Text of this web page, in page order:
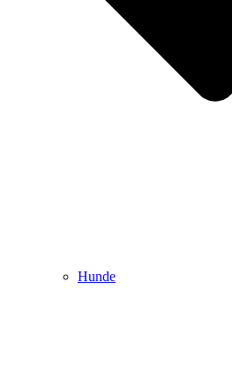
Hunde